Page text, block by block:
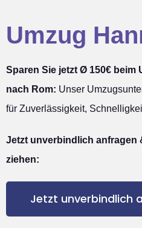
Umzug
Sparen Sie jetzt Ø 150€ beim
nach Rom: Unser
für Zuverlässigkeit,
Jetzt unverbindlich anfragen
ziehen:
Jetzt unverbindlich